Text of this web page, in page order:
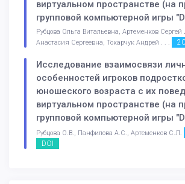
виртуальном пространстве (на
групповой компьютерной игры
Рубцова Ольга Витальевна, Артеменков
Анастасия Сергеевна, Токарчук Андрей . . .
Исследование взаимосвязи
особенностей игроков
юношеского возраста с их
виртуальном пространстве (на
групповой компьютерной игры
Рубцова О.В., Панфилова А.С., Артеменков С.Л.
DOI